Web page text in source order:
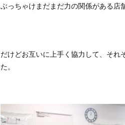
ぶっちゃけまだまだ力の関係がある店
だけどお互いに上手く協力して、それ
た。